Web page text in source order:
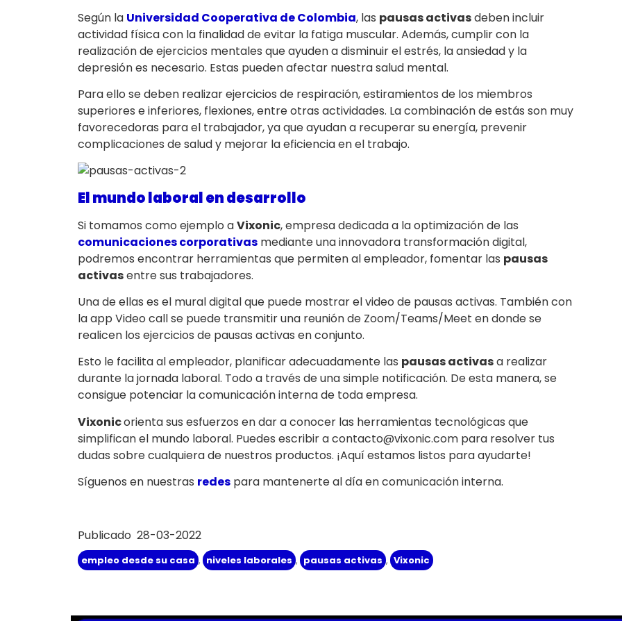
Según la Universidad Cooperativa de Colombia, las pausas activasdeben incluir
actividad física con la finalidad de evitar la fatiga muscular. Además, cumplir con la
realización de ejercicios mentales que ayuden a disminuir el estrés, la ansiedad y la
depresión es necesario. Estas pueden afectar nuestra salud mental.
Para ello se deben realizar ejercicios de respiración, estiramientos de los miembros
superiores e inferiores, flexiones, entre otras actividades. La combinación de estás son muy
favorecedoras para el trabajador, ya que ayudan a recuperar su energía, prevenir
complicaciones de salud y mejorar la eficiencia en el trabajo.
El mundo laboral en desarrollo
Si tomamos como ejemplo aVixonic, empresa dedicada a la optimización de las
comunicaciones corporativas mediante una innovadora transformación digital,
podremos encontrar herramientas que permiten al empleador, fomentar las pausas
activasentre sus trabajadores.
Una de ellas es el mural digital que puede mostrar el video de pausas activas. También con
la app Video call se puede transmitir una reunión de Zoom/Teams/Meet en donde se
realicen los ejercicios de pausas activas en conjunto.
Esto le facilita al empleador, planificar adecuadamente las pausas activasa realizar
durante la jornada laboral. Todo a través de una simple notificación. De esta manera, se
consigue potenciar la comunicación interna de toda empresa.
Vixonicorienta sus esfuerzos en dar a conocer las herramientas tecnológicas que
simplifican el mundo laboral. Puedes escribir a contacto@vixonic.com para resolver tus
dudas sobre cualquiera de nuestros productos. ¡Aquí estamos listos para ayudarte!
Síguenos en nuestras redes para mantenerte al día en comunicación interna.
Publicado 28-03-2022
empleo desde su casa , niveles laborales , pausas activas , Vixonic